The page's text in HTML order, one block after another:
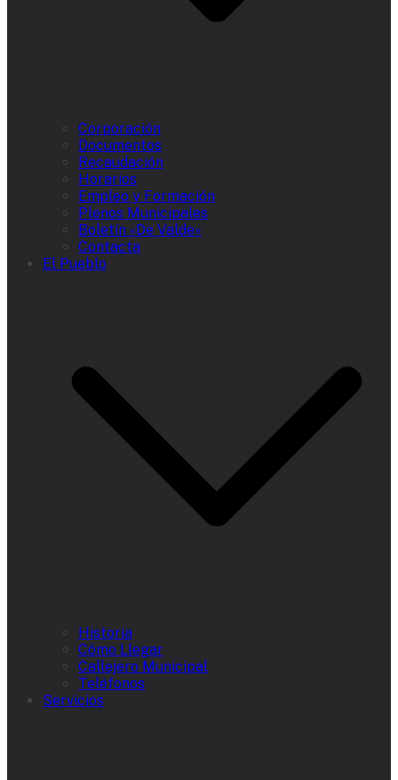
Corporación
Documentos
Recaudación
Horarios
Empleo y Formación
Plenos Municipales
Boletín «De Valde»
Contacta
El Pueblo
Historia
Cómo Llegar
Callejero Municipal
Teléfonos
Servicios